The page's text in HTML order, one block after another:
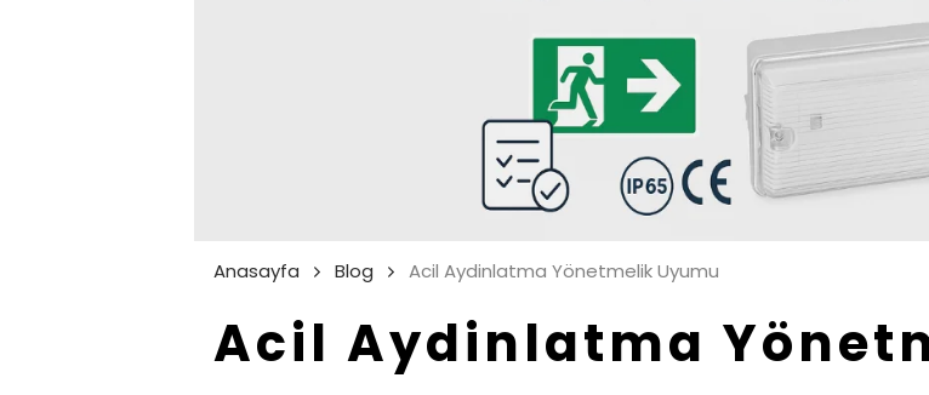
Anasayfa Blog Acil Aydinlatma Yönetmelik Uyumu
Acil Aydinlatma